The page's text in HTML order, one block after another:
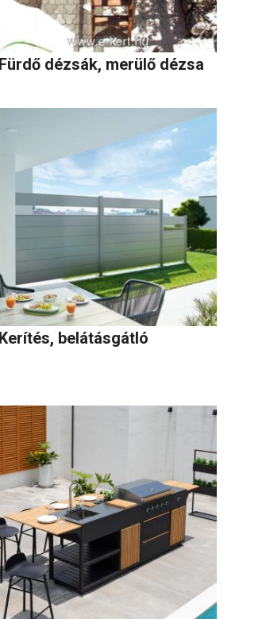
Fürdő dézsák, merülő dézsa
Kerítés, belátásgátló